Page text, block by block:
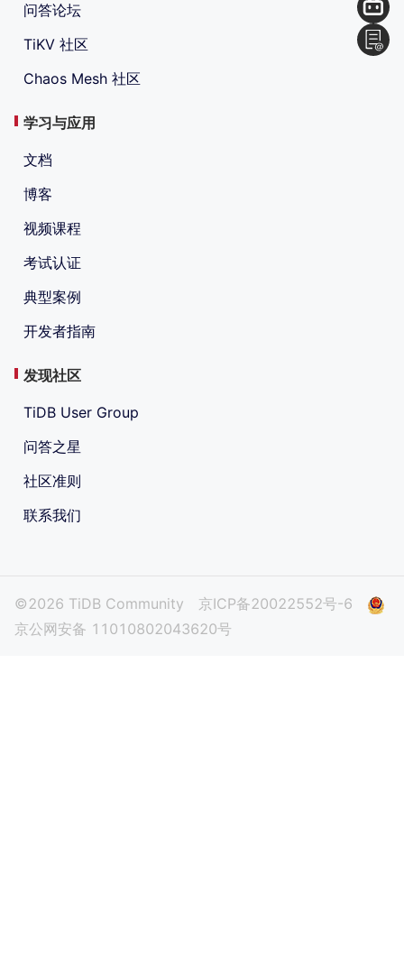
问答论坛
TiKV 社区
Chaos Mesh 社区
学习与应用
文档
博客
视频课程
考试认证
典型案例
开发者指南
发现社区
TiDB User Group
问答之星
社区准则
联系我们
©2026 TiDB Community
京ICP备20022552号-6
京公网安备 11010802043620号